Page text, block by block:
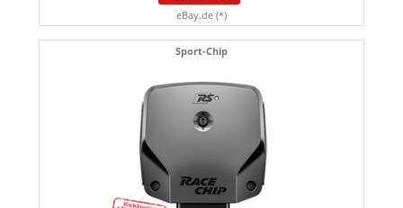
eBay.de (*)
Sport-Chip